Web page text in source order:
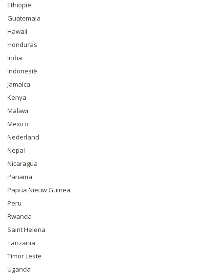
Ethiopië
Guatemala
Hawaii
Honduras
India
Indonesië
Jamaica
Kenya
Malawi
Mexico
Nederland
Nepal
Nicaragua
Panama
Papua Nieuw Guinea
Peru
Rwanda
Saint Helena
Tanzania
Timor Leste
Uganda